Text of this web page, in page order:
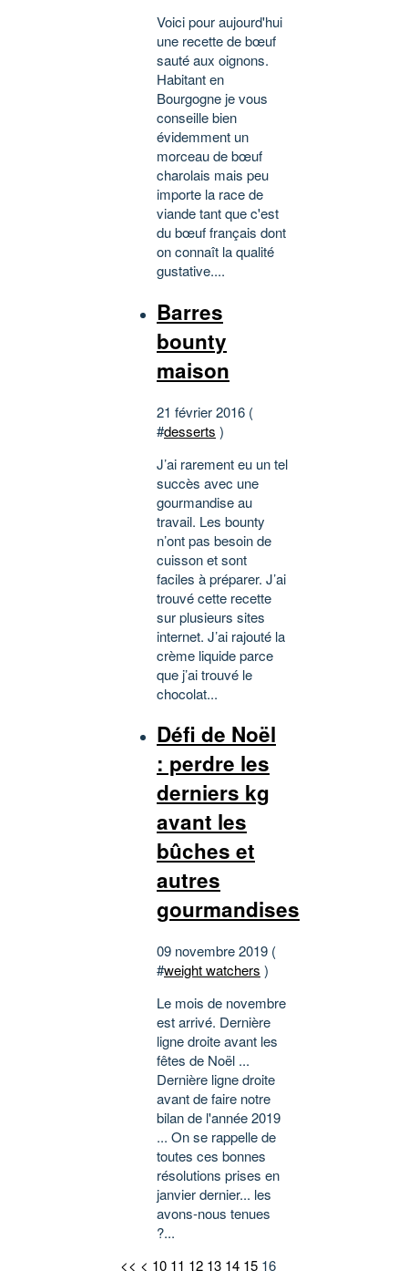
Voici pour aujourd'hui
une recette de bœuf
sauté aux oignons.
Habitant en
Bourgogne je vous
conseille bien
évidemment un
morceau de bœuf
charolais mais peu
importe la race de
viande tant que c'est
du bœuf français dont
on connaît la qualité
gustative....
Barres
bounty
maison
21 février 2016 (
#desserts )
J’ai rarement eu un tel
succès avec une
gourmandise au
travail. Les bounty
n’ont pas besoin de
cuisson et sont
faciles à préparer. J’ai
trouvé cette recette
sur plusieurs sites
internet. J’ai rajouté la
crème liquide parce
que j’ai trouvé le
chocolat...
Défi de Noël
: perdre les
derniers kg
avant les
bûches et
autres
gourmandises
09 novembre 2019 (
#weight watchers )
Le mois de novembre
est arrivé. Dernière
ligne droite avant les
fêtes de Noël ...
Dernière ligne droite
avant de faire notre
bilan de l'année 2019
... On se rappelle de
toutes ces bonnes
résolutions prises en
janvier dernier... les
avons-nous tenues
?...
<< < 10 11 12 13 14 15 16